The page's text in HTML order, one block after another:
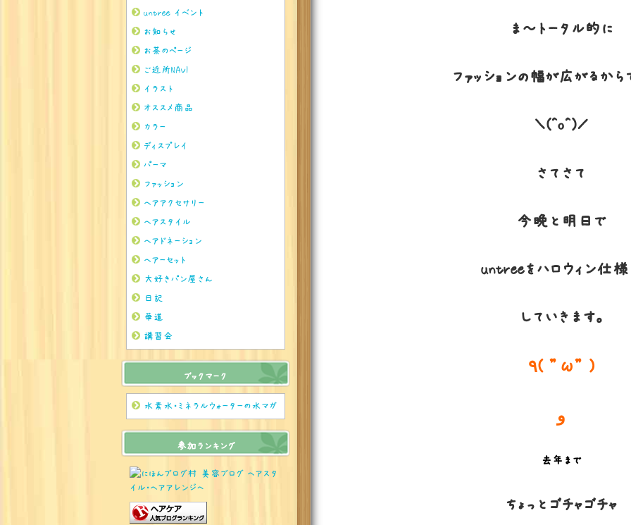
ま～トータル的に
ファッションの幅が広がるから
＼(^o^)／
さてさて
今晩と明日で
untreeをハロウィン仕様
していきます。
٩( ”ω” )
و
去年まで
ちょっとゴチャゴチャ
untree イベント
お知らせ
お茶のページ
ご近所NAVI
イラスト
オススメ商品
カラー
ディスプレイ
パーマ
ファッション
ヘアアクセサリー
ヘアスタイル
ヘアドネーション
ヘアーセット
大好きパン屋さん
日記
華道
講習会
ブックマーク
水素水・ミネラルウォーターの水マガ
参加ランキング